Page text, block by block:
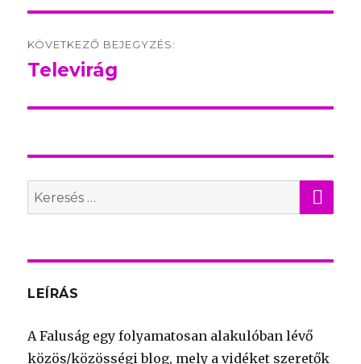
KÖVETKEZŐ BEJEGYZÉS:
Következő
Televirág
Search
for:
LEÍRÁS
A Faluság egy folyamatosan alakulóban lévő
közös/közösségi blog, mely a vidéket szeretők